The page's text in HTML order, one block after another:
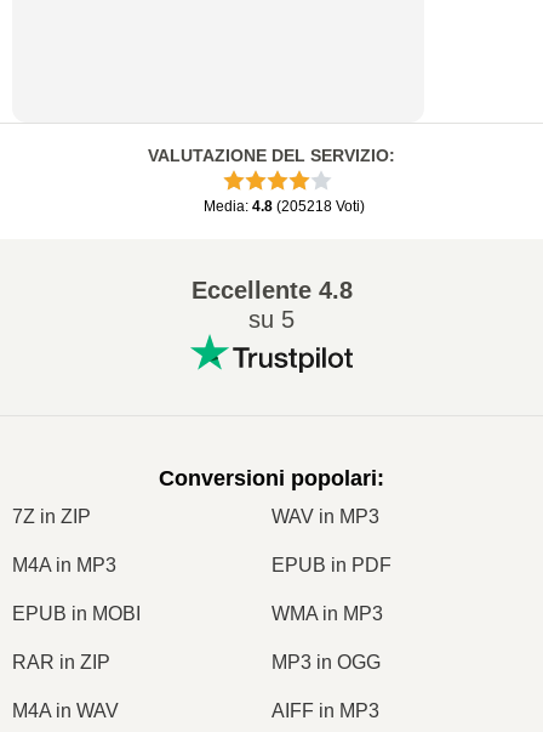
VALUTAZIONE DEL SERVIZIO:
Media: 4.8 (205218 Voti)
Eccellente4.8
su 5
Conversioni popolari:
7Z in ZIP WAV in MP3
M4A in MP3 EPUB in PDF
EPUB in MOBI WMA in MP3
RAR in ZIP MP3 in OGG
M4A in WAV AIFF in MP3